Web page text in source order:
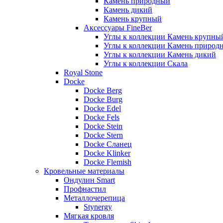
Камень дикий
Камень крупный
Аксессуары FineBer
Углы к коллекции Камень
Углы к коллекции Камень
Углы к коллекции Камень дикий
Углы к коллекции Скала
Royal Stone
Docke
Docke Berg
Docke Burg
Docke Edel
Docke Fels
Docke Stein
Docke Stern
Docke Сланец
Docke Klinker
Docke Flemish
Кровельные материалы
Ондулин Smart
Профнастил
Металлочерепица
Stynergy
Мягкая кровля